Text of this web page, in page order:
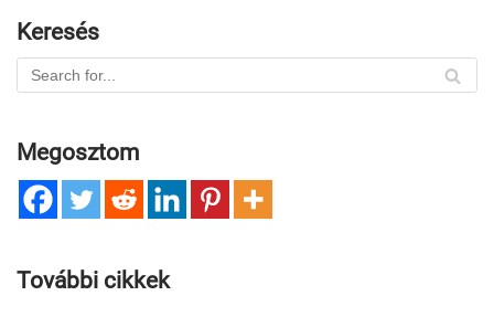
Keresés
Megosztom
További cikkek